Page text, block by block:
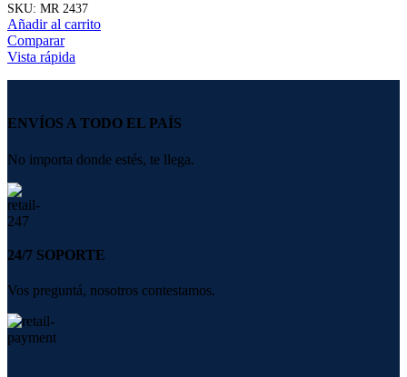
SKU: MR 2437
Añadir al carrito
Comparar
Vista rápida
ENVÍOS A TODO EL PAÍS
No importa donde estés, te llega.
24/7 SOPORTE
Vos preguntá, nosotros contestamos.